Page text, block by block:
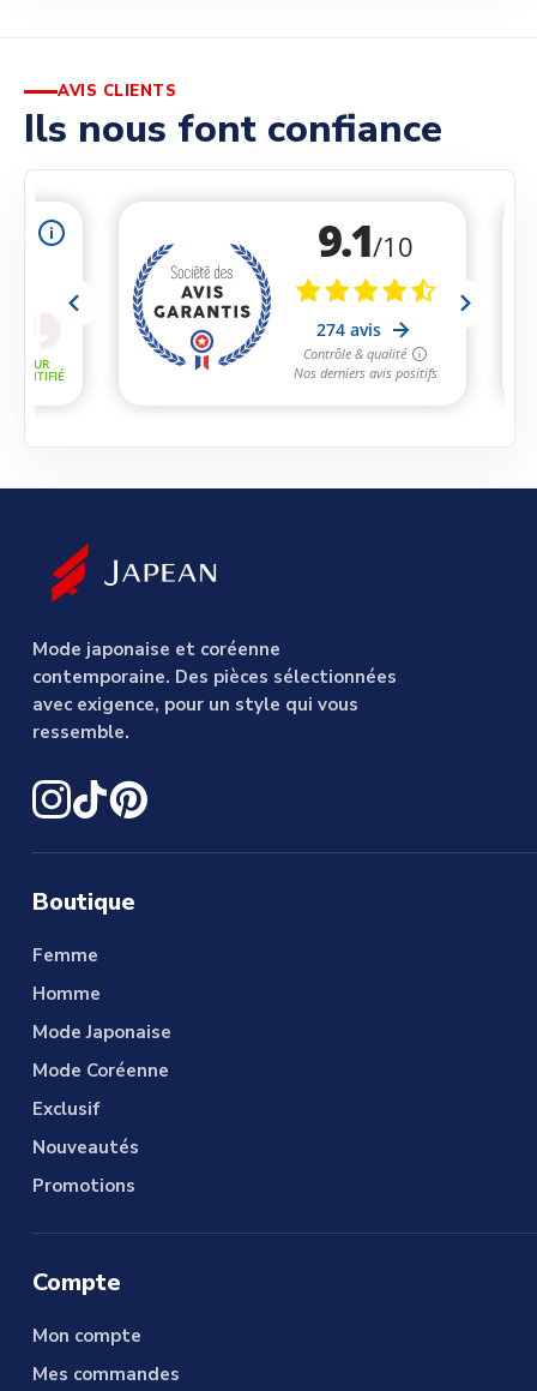
AVIS CLIENTS
Ils nous font confiance
Mode japonaise et coréenne
contemporaine. Des pièces sélectionnées
avec exigence, pour un style qui vous
ressemble.
Boutique
Femme
Homme
Mode Japonaise
Mode Coréenne
Exclusif
Nouveautés
Promotions
Compte
Mon compte
Mes commandes